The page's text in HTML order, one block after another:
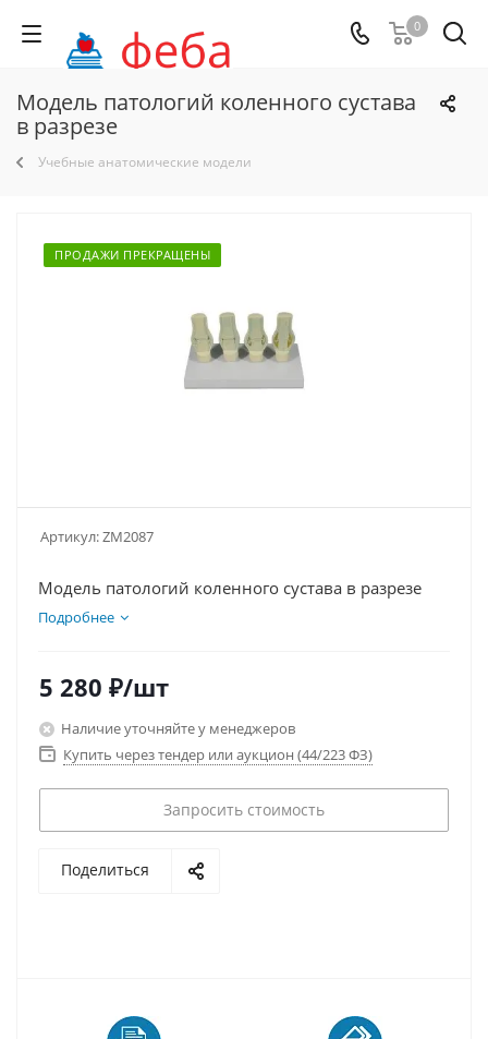
0
Модель патологий коленного сустава
в разрезе
Учебные анатомические модели
ПРОДАЖИ ПРЕКРАЩЕНЫ
Артикул:ZM2087
Модель патологий коленного сустава в разрезе
Подробнее
5 280 ₽/шт
Наличие уточняйте у менеджеров
Купить через тендер или аукцион (44/223 ФЗ)
Запросить стоимость
Поделиться